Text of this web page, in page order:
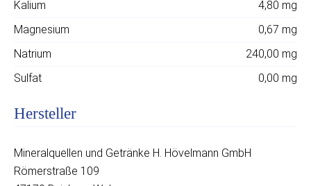
Kalium
4,80 mg
Magnesium
0,67 mg
Natrium
240,00 mg
Sulfat
0,00 mg
Hersteller
Mineralquellen und Getränke H. Hövelmann GmbH
Römerstraße 109